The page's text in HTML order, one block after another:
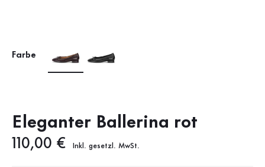
Farbe
Eleganter Ballerina rot
Neuer Preis
110,00 € Inkl. gesetzl. MwSt.